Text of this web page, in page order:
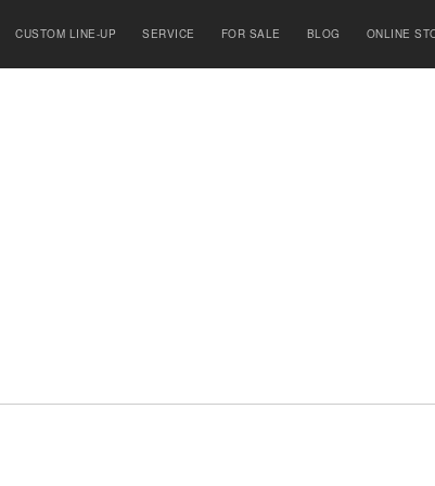
CUSTOM LINE-UP SERVICE FOR SALE BLOG ONLINE